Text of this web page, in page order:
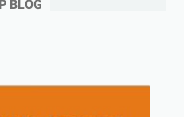
BLOG